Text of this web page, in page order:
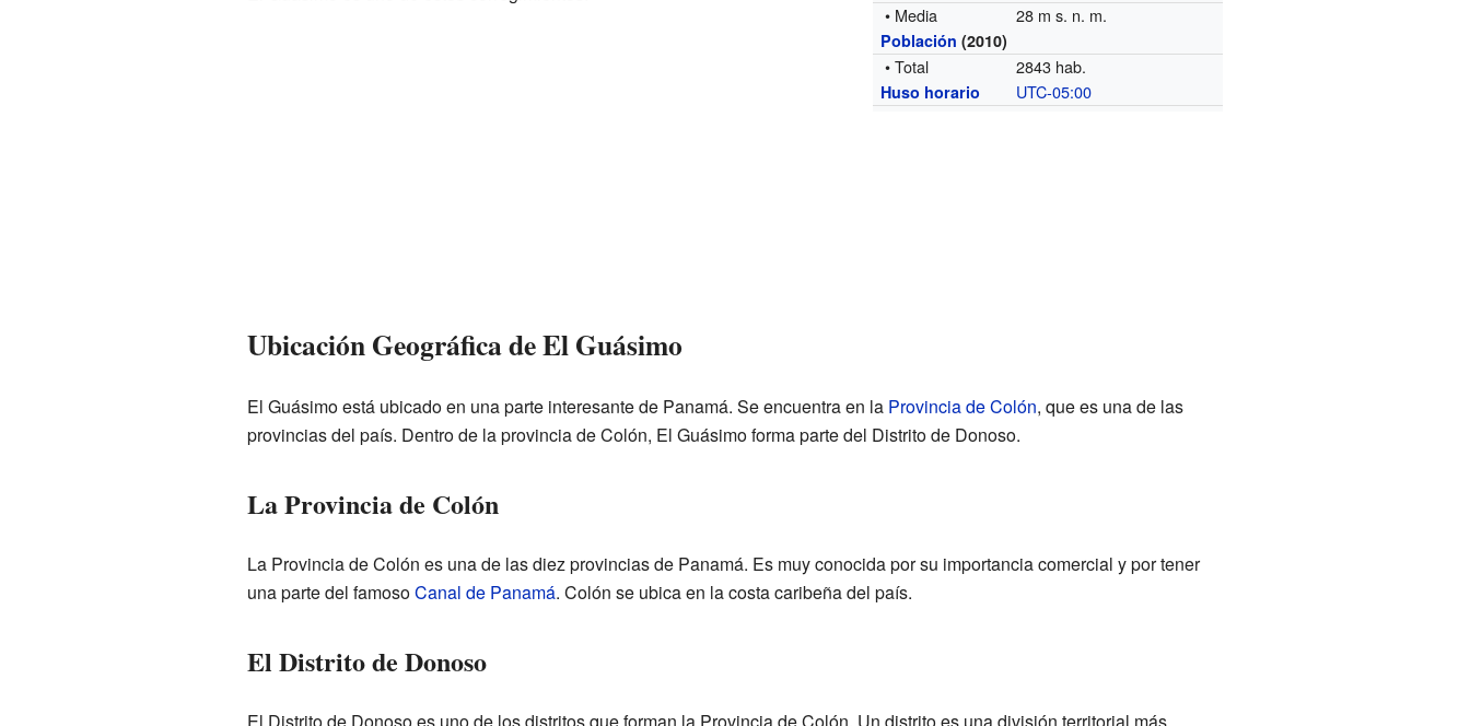
• Media 28 m s. n. m.
Población (2010)
• Total 2843 hab.
Huso horario UTC-05:00
Ubicación Geográfica de El Guásimo
El Guásimo está ubicado en una parte interesante de Panamá. Se encuentra en la Provincia de Colón, que es una de las
provincias del país. Dentro de la provincia de Colón, El Guásimo forma parte del Distrito de Donoso.
La Provincia de Colón
La Provincia de Colón es una de las diez provincias de Panamá. Es muy conocida por su importancia comercial y por tener
una parte del famosoCanal de Panamá. Colón se ubica en la costa caribeña del país.
El Distrito de Donoso